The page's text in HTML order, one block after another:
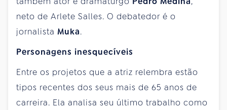
neto de Arlete Salles. O debatedor é o
jornalista Muka.
Personagens inesquecíveis
Entre os projetos que a atriz relembra estão
tipos recentes dos seus mais de 65 anos de
carreira. Ela analisa seu último trabalho como